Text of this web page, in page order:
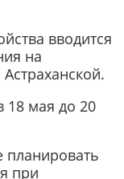
вводится
на
18 мая до 20
планировать
при